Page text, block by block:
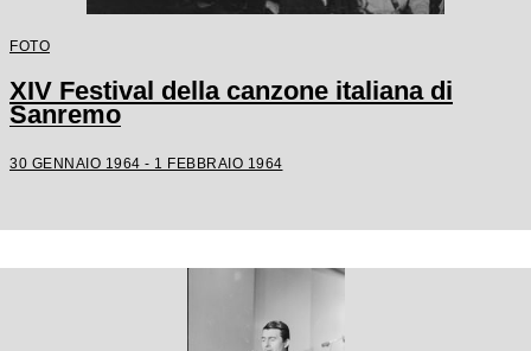
FOTO
XIV Festival della canzone italiana di
Sanremo
30 GENNAIO 1964 - 1 FEBBRAIO 1964